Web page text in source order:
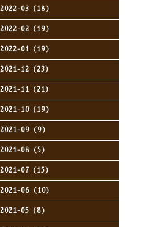
2022-03（18）
2022-02（19）
2022-01（19）
2021-12（23）
2021-11（21）
2021-10（19）
2021-09（9）
2021-08（5）
2021-07（15）
2021-06（10）
2021-05（8）